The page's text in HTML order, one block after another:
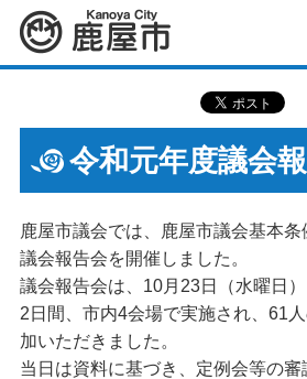
鹿屋市
令和元年度議会
鹿屋市議会では、鹿屋市議会基本
議会報告会を開催しました。
議会報告会は、10月23日（水曜日
2日間、市内4会場で実施され、61
加いただきました。
当日は資料に基づき、定例会等の